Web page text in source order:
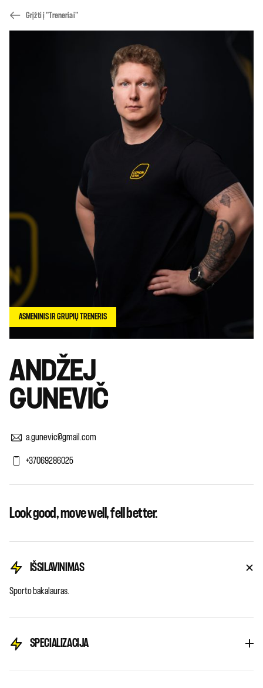
Grįžti į "Treneriai"
ANDŽEJ
GUNEVIČ
a.gunevic@gmail.com
+37069286025
Look good, move well, fell better.
IŠSILAVINIMAS
Sporto bakalauras.
SPECIALIZACIJA
ASMENINIS IR GRUPIŲ TRENERIS